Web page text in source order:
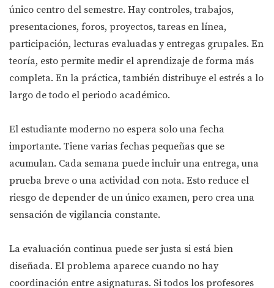
único centro del semestre. Hay controles, trabajos,
presentaciones, foros, proyectos, tareas en línea,
participación, lecturas evaluadas y entregas grupales. En
teoría, esto permite medir el aprendizaje de forma más
completa. En la práctica, también distribuye el estrés a lo
largo de todo el periodo académico.
El estudiante moderno no espera solo una fecha
importante. Tiene varias fechas pequeñas que se
acumulan. Cada semana puede incluir una entrega, una
prueba breve o una actividad con nota. Esto reduce el
riesgo de depender de un único examen, pero crea una
sensación de vigilancia constante.
La evaluación continua puede ser justa si está bien
diseñada. El problema aparece cuando no hay
coordinación entre asignaturas. Si todos los profesores